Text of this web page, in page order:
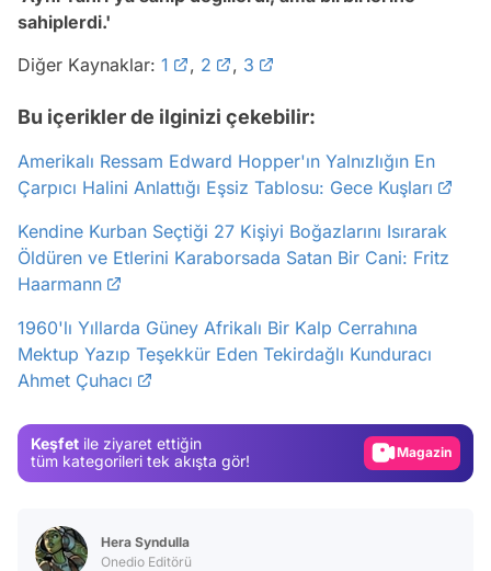
sahiplerdi.'
Diğer Kaynaklar: 1 , 2 , 3
Bu içerikler de ilginizi çekebilir:
Amerikalı Ressam Edward Hopper'ın Yalnızlığın En
Çarpıcı Halini Anlattığı Eşsiz Tablosu: Gece Kuşları
Kendine Kurban Seçtiği 27 Kişiyi Boğazlarını Isırarak
Öldüren ve Etlerini Karaborsada Satan Bir Cani: Fritz
Haarmann
1960'lı Yıllarda Güney Afrikalı Bir Kalp Cerrahına
Mektup Yazıp Teşekkür Eden Tekirdağlı Kunduracı
Ahmet Çuhacı
Keşfet ile ziyaret ettiğin
tüm kategorileri tek akışta gör!
Video
Hera Syndulla
Onedio Editörü